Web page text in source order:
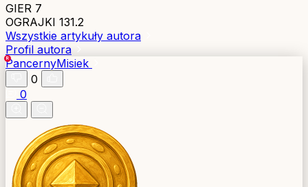
GIER 7
OGRAJKI 131.2
Wszystkie artykuły autora
Profil autora
PancernyMisiek
0
0